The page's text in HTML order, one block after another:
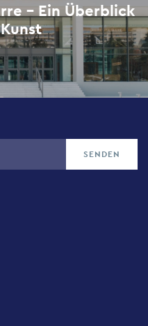
- Ein Überblick